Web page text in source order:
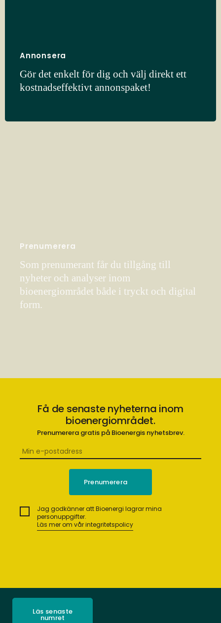
Annonsera
Gör det enkelt för dig och välj direkt ett
kostnadseffektivt annonspaket!
Prenumerera
Som prenumerant får du tillgång till
nyheter och analyser inom
bioenergiområdet både i tryckt och digital
form.
Få de senaste nyheterna inom
bioenergiområdet.
Prenumerera gratis på Bioenergis nyhetsbrev.
Jag godkänner att Bioenergi lagrar mina
personuppgifter.
Läs mer om vår integritetspolicy
Läs senaste
numret